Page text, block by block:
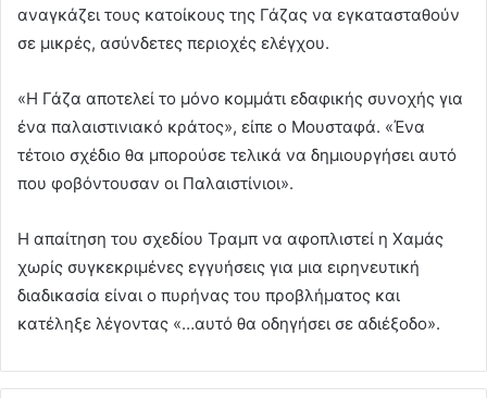
αναγκάζει τους κατοίκους της Γάζας να εγκατασταθούν
σε μικρές, ασύνδετες περιοχές ελέγχου.
«Η Γάζα αποτελεί το μόνο κομμάτι εδαφικής συνοχής για
ένα παλαιστινιακό κράτος», είπε ο Μουσταφά. «Ένα
τέτοιο σχέδιο θα μπορούσε τελικά να δημιουργήσει αυτό
που φοβόντουσαν οι Παλαιστίνιοι».
Η απαίτηση του σχεδίου Τραμπ να αφοπλιστεί η Χαμάς
χωρίς συγκεκριμένες εγγυήσεις για μια ειρηνευτική
διαδικασία είναι ο πυρήνας του προβλήματος και
κατέληξε λέγοντας «…αυτό θα οδηγήσει σε αδιέξοδο».